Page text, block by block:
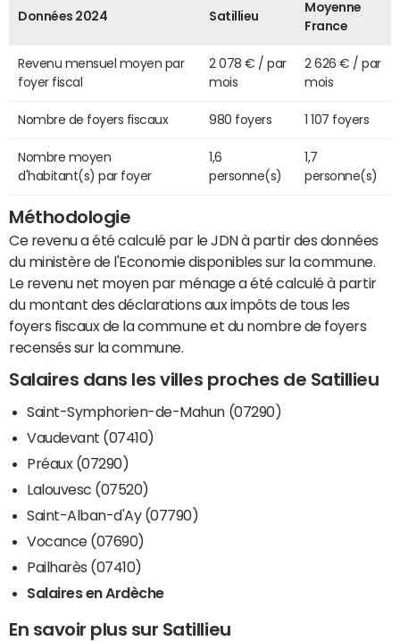
Données 2024 Satillieu
Moyenne
France
Revenu mensuel moyen par
foyer fiscal
2 078 € / par
mois
2 626 € / par
mois
Nombre de foyers fiscaux 980 foyers 1 107 foyers
Nombre moyen
d'habitant(s) par foyer
1,6
personne(s)
1,7
personne(s)
Méthodologie
Ce revenu a été calculé par le JDN à partir des données
du ministère de l'Economie disponibles sur la commune.
Le revenu net moyen par ménage a été calculé à partir
du montant des déclarations aux impôts de tous les
foyers fiscaux de la commune et du nombre de foyers
recensés sur la commune.
Salaires dans les villes proches de Satillieu
Saint-Symphorien-de-Mahun (07290)
Vaudevant (07410)
Préaux (07290)
Lalouvesc (07520)
Saint-Alban-d'Ay (07790)
Vocance (07690)
Pailharès (07410)
Salaires en Ardèche
En savoir plus sur Satillieu